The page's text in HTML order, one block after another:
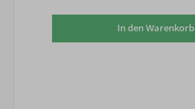
In den Warenkorb